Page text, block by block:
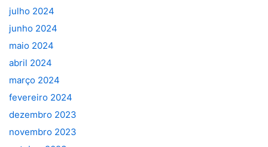
julho 2024
junho 2024
maio 2024
abril 2024
março 2024
fevereiro 2024
dezembro 2023
novembro 2023